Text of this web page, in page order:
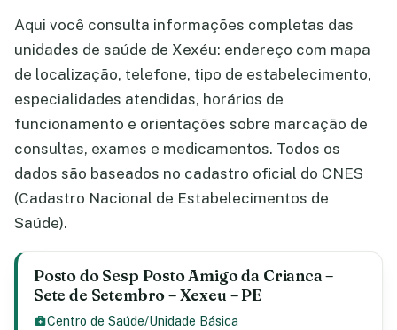
Aqui você consulta informações completas das
unidades de saúde de Xexéu: endereço com mapa
de localização, telefone, tipo de estabelecimento,
especialidades atendidas, horários de
funcionamento e orientações sobre marcação de
consultas, exames e medicamentos. Todos os
dados são baseados no cadastro oficial do CNES
(Cadastro Nacional de Estabelecimentos de
Saúde).
Posto do Sesp Posto Amigo da Crianca –
Sete de Setembro – Xexeu – PE
Centro de Saúde/Unidade Básica